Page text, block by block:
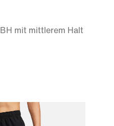
mit mittlerem Halt